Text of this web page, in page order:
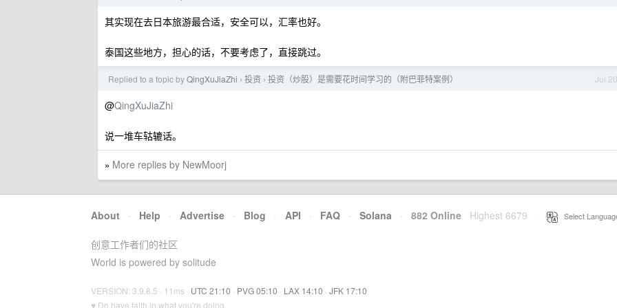
其实现在去日本旅游最合适，安全可以，汇率也好。
泰国这些地方，担心的话，不要考虑了，直接跳过。
Jul 20
Replied to a topic byQingXuJiaZhi › 投资 › 投资（炒股）是需要花时间学习的（附巴菲特案例）
@QingXuJiaZhi
说一堆车轱辘话。
» More replies by NewMoorj
About · Help · Advertise · Blog · API · FAQ · Solana · 882 Online Highest 6679 Select
创意工作者们的社区
World is powered by solitude
VERSION: 3.9.8.5 · 11ms · UTC 21:10 · PVG 05:10 · LAX 14:10 · JFK 17:10
♥ Do have faith in what you're doing.